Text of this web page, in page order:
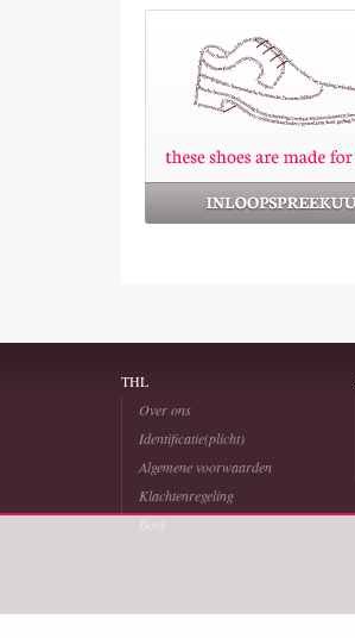
THL
Over ons
Identificatie(plicht)
Algemene voorwaarden
Klachtenregeling